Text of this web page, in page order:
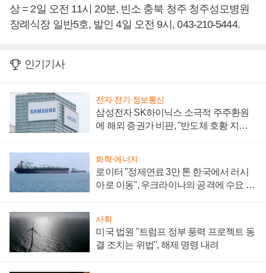
상 = 2일 오전 11시 20분, 빈소 충북 청주 청주성모병원
장례식장 일반5호, 발인 4일 오전 9시, 043-210-5444.
인기기사
전자·전기·정보통신
삼성전자 SK하이닉스 소극적 주주환원
에 해외 증권가 비판, "반도체 호황 지속
화학·에너지
로이터 "정제연료 3만 톤 한국에서 러시
아로 이동", 우크라이나의 공격에 수요 늘
사회
미국 법원 "트럼프 정부 풍력 프로젝트 동
결 조치는 위법", 해제 명령 내려